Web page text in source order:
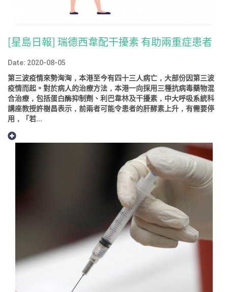
[星島日報] 瑞德西韋配干擾素 有助兩重症患者
Date: 2020-08-05
第三波疫情來勢洶洶，本港至今有四十三人病亡，大部份因第三波
疫情而起。對於病人的治療方法，本港一向採用三種抗病毒藥物混
合治療，包括蛋白酶抑制劑、利巴韋林及干擾素，中大呼吸系統科
講座教授許樹昌表示，前兩者可能令患者的肝酵素上升，有需要停
用，「若...